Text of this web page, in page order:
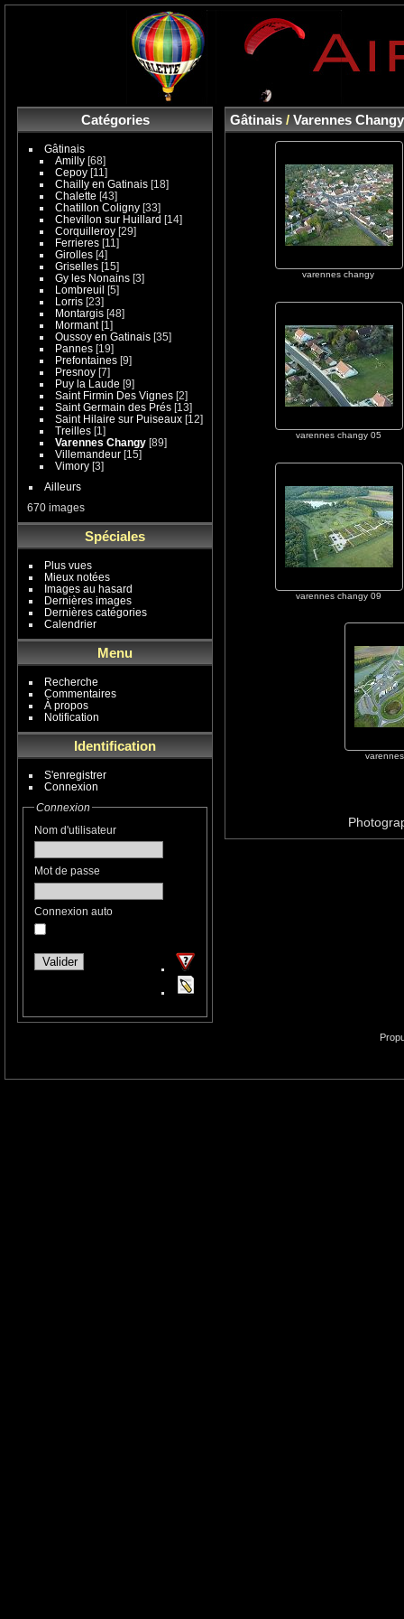
Catégories
Gâtinais
Amilly [68]
Cepoy [11]
Chailly en Gatinais [18]
Chalette [43]
Chatillon Coligny [33]
Chevillon sur Huillard [14]
Corquilleroy [29]
Ferrieres [11]
Girolles [4]
Griselles [15]
Gy les Nonains [3]
Lombreuil [5]
Lorris [23]
Montargis [48]
Mormant [1]
Oussoy en Gatinais [35]
Pannes [19]
Prefontaines [9]
Presnoy [7]
Puy la Laude [9]
Saint Firmin Des Vignes [2]
Saint Germain des Prés [13]
Saint Hilaire sur Puiseaux [12]
Treilles [1]
Varennes Changy [89]
Villemandeur [15]
Vimory [3]
Ailleurs
670 images
Spéciales
Plus vues
Mieux notées
Images au hasard
Dernières images
Dernières catégories
Calendrier
Menu
Recherche
Commentaires
À propos
Notification
Identification
S'enregistrer
Connexion
Connexion
Nom d'utilisateur
Mot de passe
Connexion auto
Gâtinais /Varennes Changy
varennes changy
varennes changy 05
varennes changy 09